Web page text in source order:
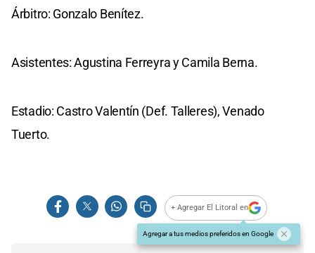
Árbitro: Gonzalo Benítez.
Asistentes: Agustina Ferreyra y Camila Berna.
Estadio: Castro Valentín (Def. Talleres), Venado
Tuerto.
+ Agregar El Litoral en
Agregar a tus medios preferidos en Google